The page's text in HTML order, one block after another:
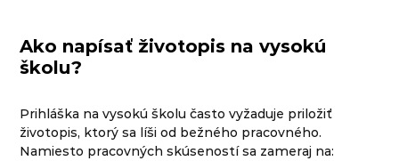
Ako napísať životopis na vysokú
školu?
Prihláška na vysokú školu často vyžaduje priložiť
životopis, ktorý sa líši od bežného pracovného.
Namiesto pracovných skúseností sa zameraj na: